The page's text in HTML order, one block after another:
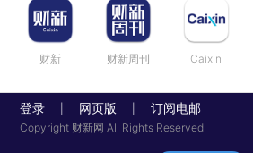
财新 财新周刊 Caixin
登录 网页版 订阅电邮
Copyright 财新网 All Rights Reserved